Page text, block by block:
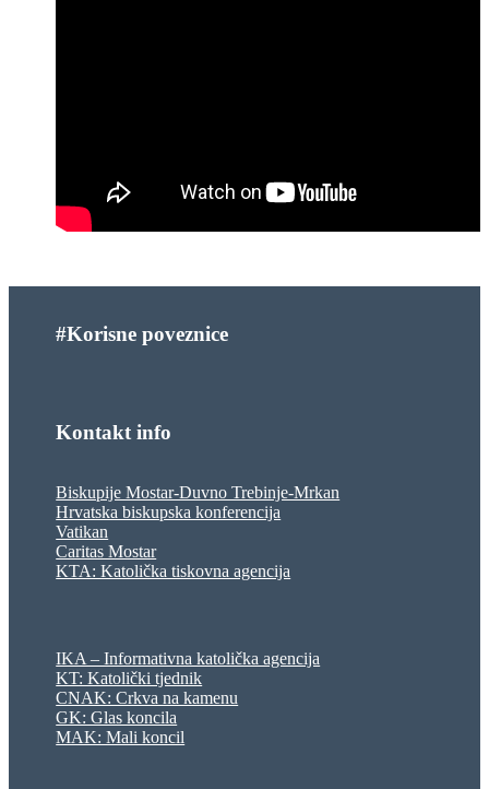
#Korisne poveznice
Kontakt info
Biskupije Mostar-Duvno Trebinje-Mrkan
Hrvatska biskupska konferencija
Vatikan
Caritas Mostar
KTA: Katolička tiskovna agencija
IKA – Informativna katolička agencija
KT: Katolički tjednik
CNAK: Crkva na kamenu
GK: Glas koncila
MAK: Mali koncil